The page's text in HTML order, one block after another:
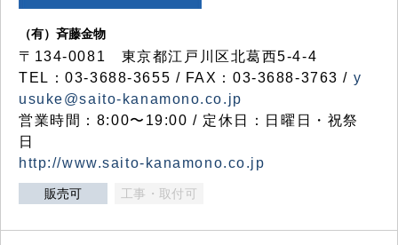
（有）斉藤金物
〒134-0081 東京都江戸川区北葛西5-4-4
TEL：03-3688-3655 / FAX：03-3688-3763 / y
usuke@saito-kanamono.co.jp
営業時間：8:00〜19:00 / 定休日：日曜日・祝祭
日
http://www.saito-kanamono.co.jp
販売可 工事・取付可